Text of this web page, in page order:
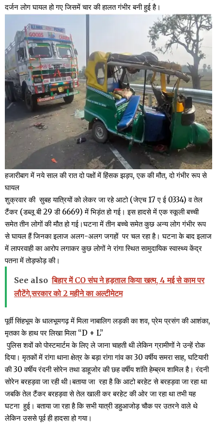
दर्जन लोग घायल हो गए जिसमें चार की हालत गंभीर बनी हुई है।
हजारीबाग में नये साल की रात दो पक्षों में हिंसक झड़प, एक की मौत, दो गंभीर रूप से
घायल
शुक्रवार की सुबह यात्रियों को लेकर जा रहे आटो (जेएच 17 ए ई 0334) व तेल
टैंकर (डब्लू बी 29 डी 6669) में भिड़ंत हो गई। इस हादसे में एक स्कूली बच्ची
समेत तीन लोगों की मौत हो गई।घटना में तीन बच्चे समेत कुछ अन्य लोग गंभीर रूप
से घायल हैं जिनका इलाज अलग-अलग जगहों पर चल रहा है। घटना के बाद इलाज
में लापरवाही का आरोप लगाकर कुछ लोगों ने रांगा स्थित सामुदायिक स्वास्थ्य केंद्र
पतना में तोड़फोड़ की।
See also बिहार में CO संघ ने हड़ताल किया खत्म, 4 मई से काम पर
लौटेंगे,सरकार को 2 महीने का अल्टीमेटम
पूर्वी सिंहभूम के धालभूमगढ़ में मिला नाबालिग लड़की का शव, प्रेम प्रसंग की आशंका,
मृतका के हाथ पर लिखा मिला “D + L”
पुलिस शवों को पाेस्टमार्टम के लिए ले जाना चाहती थी लेकिन ग्रामीणों ने उन्हें रोक
दिया। मृतकों में रांगा थाना क्षेत्र के बड़ा रांगा गांव का 30 वर्षीय समरा साह, घटियारी
की 30 वर्षीय रंदनी सोरेन तथा डाहूजोर की छह वर्षीय शांति हेम्ब्रम शामिल है। रंदनी
सोरेन बरहड़वा जा रही थी।बताया जा रहा है कि आटो बरहेट से बरहड़वा जा रहा था
जबकि तेल टैंकर बरहड़वा से तेल खाली कर बरहेट की ओर जा रहा था तभी यह
घटना हुई। बताया जा रहा है कि सभी यात्री डहुआजोड़ चौक पर उतरने वाले थे
लेकिन उससे पूर्व ही हादसा हो गया।